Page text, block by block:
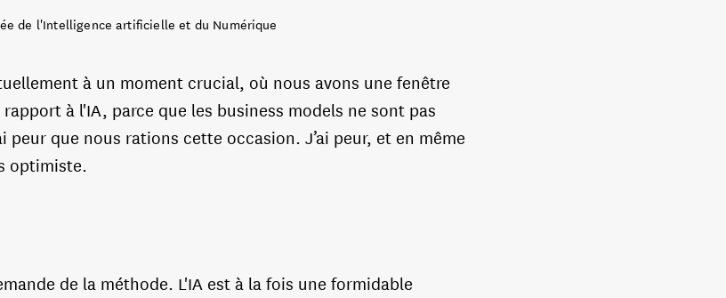
de l'Intelligence artificielle et du Numérique
à un moment crucial, où nous avons une fenêtre
à l'IA, parce que les business models ne sont pas
peur que nous rations cette occasion. J’ai peur, et en même
optimiste.
de la méthode. L'IA est à la fois une formidable